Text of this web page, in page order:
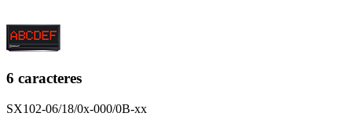
6 caracteres
SX102-06/18/0x-000/0B-xx